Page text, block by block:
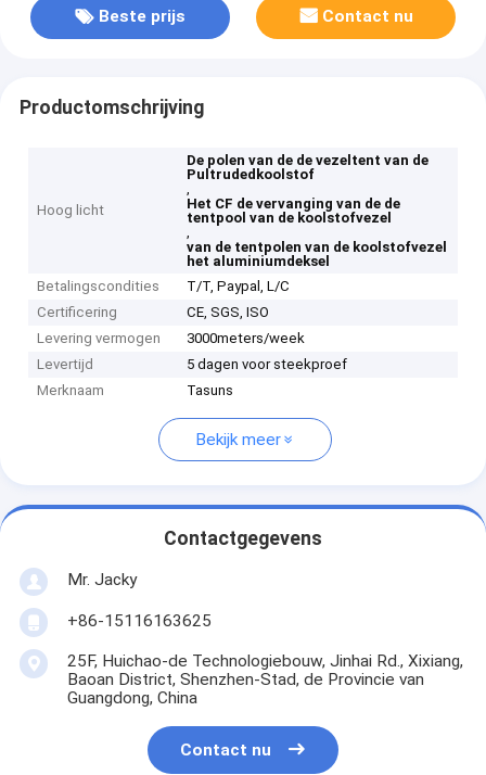
Beste prijs Contact nu
Productomschrijving
Hoog licht
De polen van de de vezeltent van de
Pultrudedkoolstof
,
Het CF de vervanging van de de
tentpool van de koolstofvezel
,
van de tentpolen van de koolstofvezel
het aluminiumdeksel
Betalingscondities
T/T, Paypal, L/C
Certificering
CE, SGS, ISO
Levering vermogen
3000meters/week
Levertijd
5 dagen voor steekproef
Merknaam
Tasuns
Bekijk meer
Contactgegevens
Mr. Jacky
+86-15116163625
25F, Huichao-de Technologiebouw, Jinhai Rd., Xixiang,
Baoan District, Shenzhen-Stad, de Provincie van
Guangdong, China
Contact nu